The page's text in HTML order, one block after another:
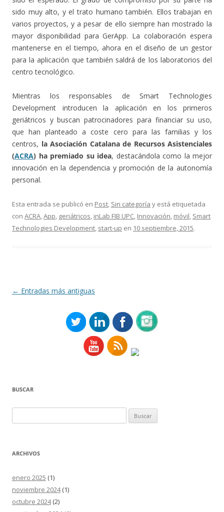
sido muy alto, y el trato humano también. Ellos trabajan en
varios proyectos, y a pesar de ello siempre han mostrado la
mayor disponibilidad para GerApp. La colaboración espera
mantenerse en el tiempo, ahora en el diseño de un gestor
para la aplicación que también saldrá de los laboratorios del
centro tecnológico.
Mientras los responsables de Smart Technologies
Development introducen la aplicación en los primeros
geriátricos y buscan patrocinadores para financiar su uso,
que han planteado a coste cero para las familias y los
centros, la Asociación Catalana de Recursos Asistenciales
(ACRA) ha premiado su idea, destacándola como la mejor
innovación en la dependencia y promoción de la autonomía
personal.
Esta entrada se publicó en Post, Sin categoría y está etiquetada
con ACRA,App, geriátricos, inLab FIB UPC, Innovación, móvil, Smart
Technologies Development, start-up en 10 septiembre, 2015.
Navegación
← Entradas más antiguas
BUSCAR
ARCHIVOS
enero 2025 (1)
noviembre 2024(1)
octubre 2024(2)